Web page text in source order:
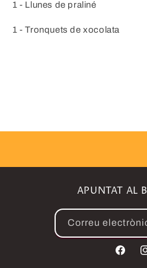
1 - Llunes de praliné
1 - Tronquets de xocolata
APUNTAT AL
Correu